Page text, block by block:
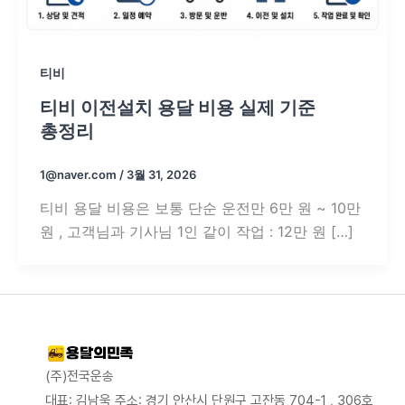
티비
티비 이전설치 용달 비용 실제 기준
총정리
1@naver.com / 3월 31, 2026
티비 용달 비용은 보통 단순 운전만 6만 원 ~ 10만
원 , 고객님과 기사님 1인 같이 작업 : 12만 원 […]
(주)전국운송
대표: 김남욱 주소: 경기 안산시 단원구 고잔동 704-1 , 306호